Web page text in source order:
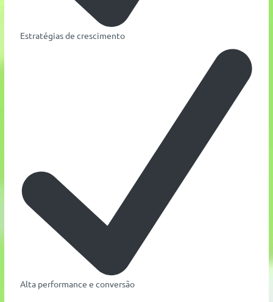
Estratégias de crescimento
Alta performance e conversão